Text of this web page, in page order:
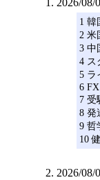
1 韓
2 米
3 中
4 ス
5 ラ
6 FX
7 受
8 発
9 哲
10
2026/08/